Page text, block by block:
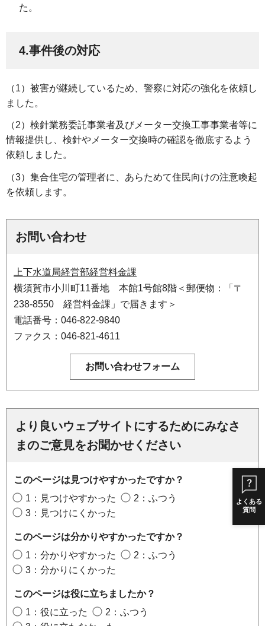
よくある
質問
た。
4.事件後の対応
（1）被害が継続しているため、警察に対応の強化を依頼し
ました。
（2）検針業務委託事業者及びメーター交換工事事業者等に
情報提供し、検針やメーター交換時の確認を徹底するよう
依頼しました。
（3）集合住宅の管理者に、あらためて住民向けの注意喚起
を依頼します。
お問い合わせ
上下水道局経営部経営料金課
横須賀市小川町11番地 本館1号館8階＜郵便物：「〒
238-8550 経営料金課」で届きます＞
電話番号：046-822-9840
ファクス：046-821-4611
より良いウェブサイトにするためにみなさ
まのご意見をお聞かせください
このページは見つけやすかったですか？
1：見つけやすかった
2：ふつう
3：見つけにくかった
このページは分かりやすかったですか？
1：分かりやすかった
2：ふつう
3：分かりにくかった
このページは役に立ちましたか？
1：役に立った
2：ふつう